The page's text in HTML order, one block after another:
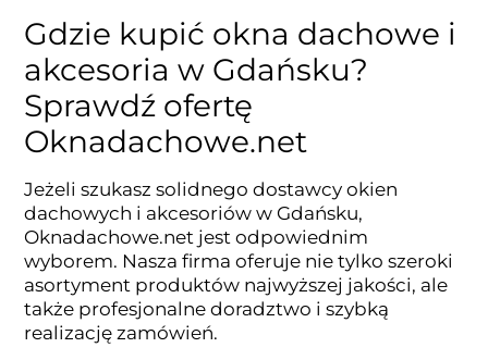
Gdzie kupić okna dachowe i
akcesoria w Gdańsku?
Sprawdź ofertę
Oknadachowe.net
Jeżeli szukasz solidnego dostawcy okien
dachowych i akcesoriów w Gdańsku,
Oknadachowe.net jest odpowiednim
wyborem. Nasza firma oferuje nie tylko szeroki
asortyment produktów najwyższej jakości, ale
także profesjonalne doradztwo i szybką
realizację zamówień.